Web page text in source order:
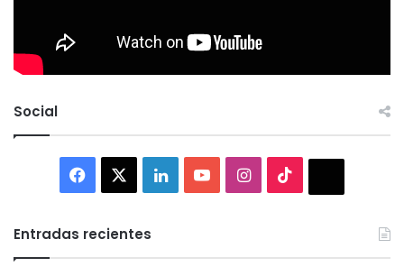
Social
Facebook LinkedInYouTubeInstagram
Entradas recientes